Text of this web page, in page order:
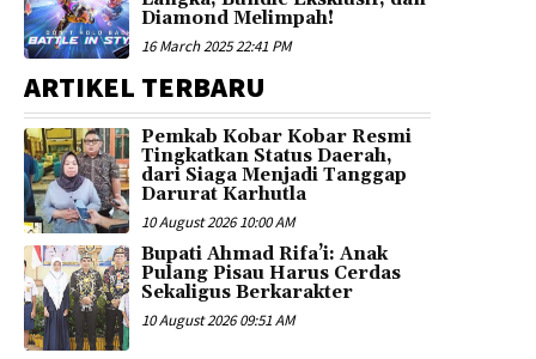
Diamond Melimpah!
16 March 2025 22:41 PM
ARTIKEL TERBARU
Pemkab Kobar Kobar Resmi
Tingkatkan Status Daerah,
dari Siaga Menjadi Tanggap
Darurat Karhutla
10 August 2026 10:00 AM
Bupati Ahmad Rifa’i: Anak
Pulang Pisau Harus Cerdas
Sekaligus Berkarakter
10 August 2026 09:51 AM